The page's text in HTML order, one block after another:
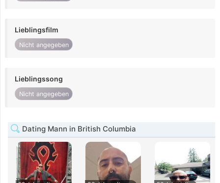
Lieblingsfilm
Nicht angegeben
Lieblingssong
Nicht angegeben
Dating Mann in British Columbia